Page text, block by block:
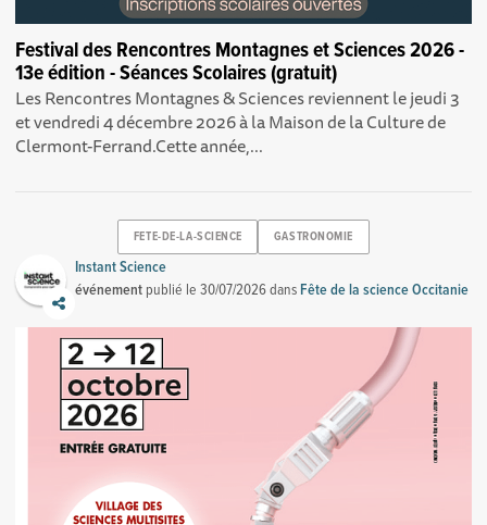
Festival des Rencontres Montagnes et Sciences 2026 -
13e édition - Séances Scolaires (gratuit)
Les Rencontres Montagnes & Sciences reviennent le jeudi 3
et vendredi 4 décembre 2026 à la Maison de la Culture de
Clermont-Ferrand.Cette année,...
FETE-DE-LA-SCIENCE GASTRONOMIE
Instant Science
événement publié le30/07/2026dans Fête de la science Occitanie